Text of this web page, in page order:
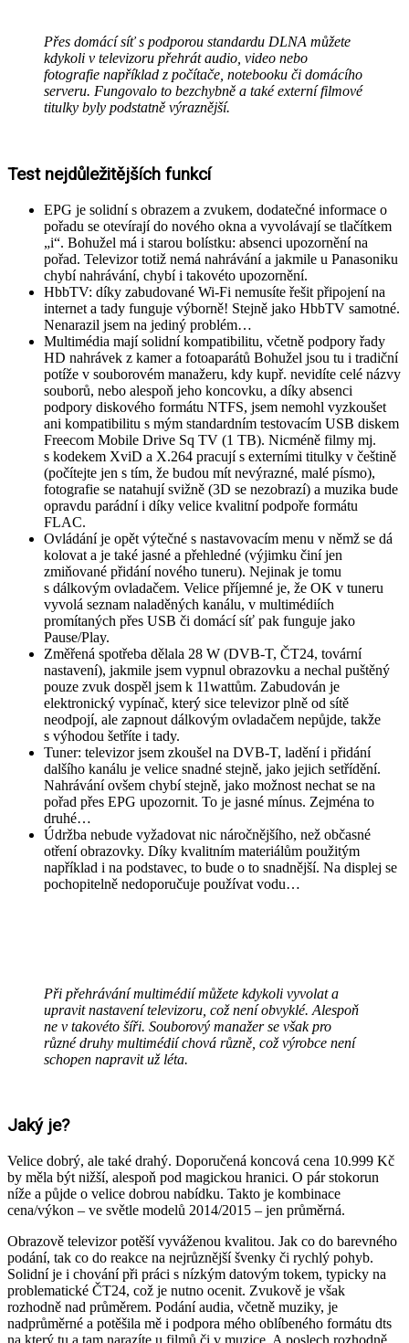
Přes domácí síť s podporou standardu DLNA můžete
kdykoli v televizoru přehrát audio, video nebo
fotografie například z počítače, notebooku či domácího
serveru. Fungovalo to bezchybně a také externí filmové
titulky byly podstatně výraznější.
Test nejdůležitějších funkcí
EPG je solidní s obrazem a zvukem, dodatečné informace o
pořadu se otevírají do nového okna a vyvolávají se tlačítkem
„i“. Bohužel má i starou bolístku: absenci upozornění na
pořad. Televizor totiž nemá nahrávání a jakmile u Panasoniku
chybí nahrávání, chybí i takovéto upozornění.
HbbTV: díky zabudované Wi-Fi nemusíte řešit připojení na
internet a tady funguje výborně! Stejně jako HbbTV samotné.
Nenarazil jsem na jediný problém…
Multimédia mají solidní kompatibilitu, včetně podpory řady
HD nahrávek z kamer a fotoaparátů Bohužel jsou tu i tradiční
potíže v souborovém manažeru, kdy kupř. nevidíte celé názvy
souborů, nebo alespoň jeho koncovku, a díky absenci
podpory diskového formátu NTFS, jsem nemohl vyzkoušet
ani kompatibilitu s mým standardním testovacím USB diskem
Freecom Mobile Drive Sq TV (1 TB). Nicméně filmy mj.
s kodekem XviD a X.264 pracují s externími titulky v češtině
(počítejte jen s tím, že budou mít nevýrazné, malé písmo),
fotografie se natahují svižně (3D se nezobrazí) a muzika bude
opravdu parádní i díky velice kvalitní podpoře formátu
FLAC.
Ovládání je opět výtečné s nastavovacím menu v němž se dá
kolovat a je také jasné a přehledné (výjimku činí jen
zmiňované přidání nového tuneru). Nejinak je tomu
s dálkovým ovladačem. Velice příjemné je, že OK v tuneru
vyvolá seznam naladěných kanálu, v multimédiích
promítaných přes USB či domácí síť pak funguje jako
Pause/Play.
Změřená spotřeba dělala 28 W (DVB-T, ČT24, tovární
nastavení), jakmile jsem vypnul obrazovku a nechal puštěný
pouze zvuk dospěl jsem k 11wattům. Zabudován je
elektronický vypínač, který sice televizor plně od sítě
neodpojí, ale zapnout dálkovým ovladačem nepůjde, takže
s výhodou šetříte i tady.
Tuner: televizor jsem zkoušel na DVB-T, ladění i přidání
dalšího kanálu je velice snadné stejně, jako jejich setřídění.
Nahrávání ovšem chybí stejně, jako možnost nechat se na
pořad přes EPG upozornit. To je jasné mínus. Zejména to
druhé…
Údržba nebude vyžadovat nic náročnějšího, než občasné
otření obrazovky. Díky kvalitním materiálům použitým
například i na podstavec, to bude o to snadnější. Na displej se
pochopitelně nedoporučuje používat vodu…
Při přehrávání multimédií můžete kdykoli vyvolat a
upravit nastavení televizoru, což není obvyklé. Alespoň
ne v takovéto šíři. Souborový manažer se však pro
různé druhy multimédií chová různě, což výrobce není
schopen napravit už léta.
Jaký je?
Velice dobrý, ale také drahý. Doporučená koncová cena 10.999 Kč
by měla být nižší, alespoň pod magickou hranici. O pár stokorun
níže a půjde o velice dobrou nabídku. Takto je kombinace
cena/výkon – ve světle modelů 2014/2015 – jen průměrná.
Obrazově televizor potěší vyváženou kvalitou. Jak co do barevného
podání, tak co do reakce na nejrůznější švenky či rychlý pohyb.
Solidní je i chování při práci s nízkým datovým tokem, typicky na
problematické ČT24, což je nutno ocenit. Zvukově je však
rozhodně nad průměrem. Podání audia, včetně muziky, je
nadprůměrné a potěšila mě i podpora mého oblíbeného formátu dts
na který tu a tam narazíte u filmů či v muzice. A poslech rozhodně